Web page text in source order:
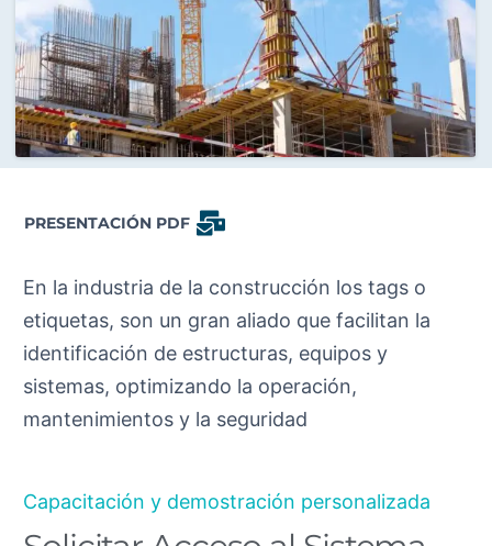
PRESENTACIÓN PDF
En la industria de la construcción los tags o
etiquetas, son un gran aliado que facilitan la
identificación de estructuras, equipos y
sistemas, optimizando la operación,
mantenimientos y la seguridad
Capacitación y demostración personalizada